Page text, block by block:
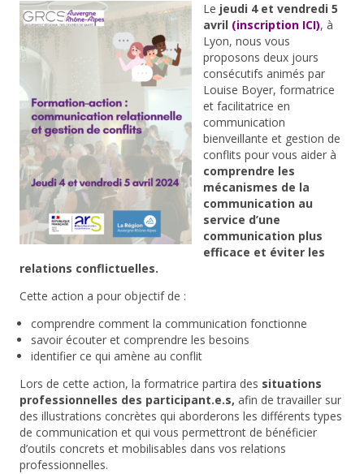
Le jeudi 4 et vendredi 5
avril (inscription ICI), à
Lyon, nous vous
proposons deux jours
consécutifs animés par
Louise Boyer, formatrice
et facilitatrice en
communication
bienveillante et gestion de
conflits pour vous aider à
comprendre les
mécanismes de la
communication au
service d’une
communication plus
efficace et éviter les
relations conflictuelles.
Cette action a pour objectif de :
comprendre comment la communication fonctionne
savoir écouter et comprendre les besoins
identifier ce qui amène au conflit
Lors de cette action, la formatrice partira des situations
professionnelles des participant.e.s, afin de travailler sur
des illustrations concrètes qui aborderons les différents types
de communication et qui vous permettront de bénéficier
d’outils concrets et mobilisables dans vos relations
professionnelles.